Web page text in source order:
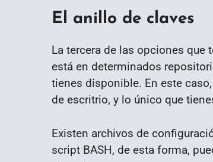
El anillo de claves
La tercera de las opciones que
está en determinados
tienes disponible. En este
de escritrio, y lo único que
Existen archivos de
script BASH, de esta forma,